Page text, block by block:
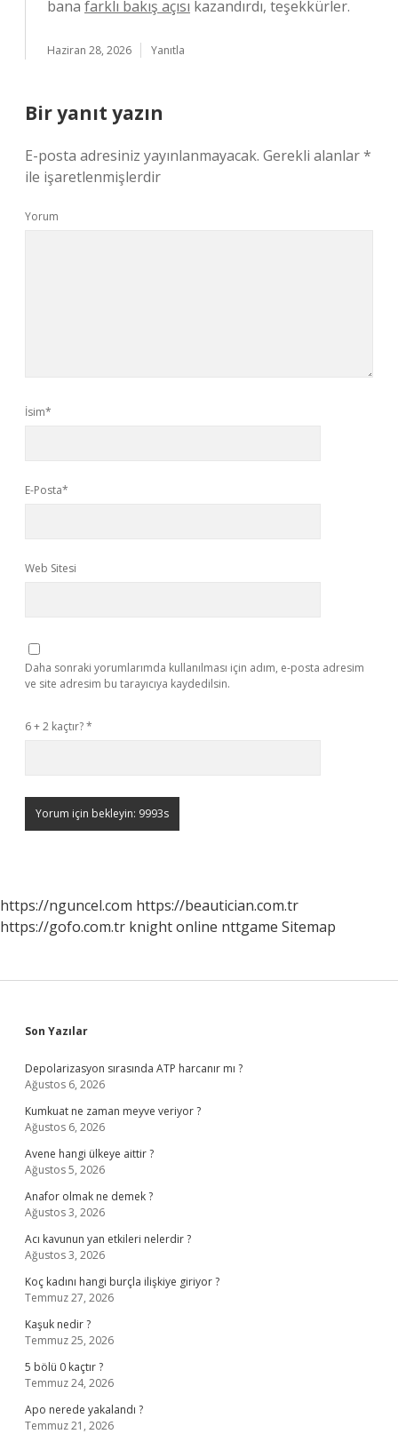
bana farklı bakış açısı kazandırdı, teşekkürler.
Haziran 28, 2026 Yanıtla
Bir yanıt yazın
E-posta adresiniz yayınlanmayacak. Gerekli alanlar*
ile işaretlenmişlerdir
Yorum
İsim*
E-Posta*
Web Sitesi
Daha sonraki yorumlarımda kullanılması için adım, e-posta adresim
ve site adresim bu tarayıcıya kaydedilsin.
6 + 2 kaçtır?*
https://nguncel.com https://beautician.com.tr
https://gofo.com.tr knight online nttgame Sitemap
Sidebar
Son Yazılar
Depolarizasyon sırasında ATP harcanır mı ?
Ağustos 6, 2026
Kumkuat ne zaman meyve veriyor ?
Ağustos 6, 2026
Avene hangi ülkeye aittir ?
Ağustos 5, 2026
Anafor olmak ne demek ?
Ağustos 3, 2026
Acı kavunun yan etkileri nelerdir ?
Ağustos 3, 2026
Koç kadını hangi burçla ilişkiye giriyor ?
Temmuz 27, 2026
Kaşuk nedir ?
Temmuz 25, 2026
5 bölü 0 kaçtır ?
Temmuz 24, 2026
Apo nerede yakalandı ?
Temmuz 21, 2026